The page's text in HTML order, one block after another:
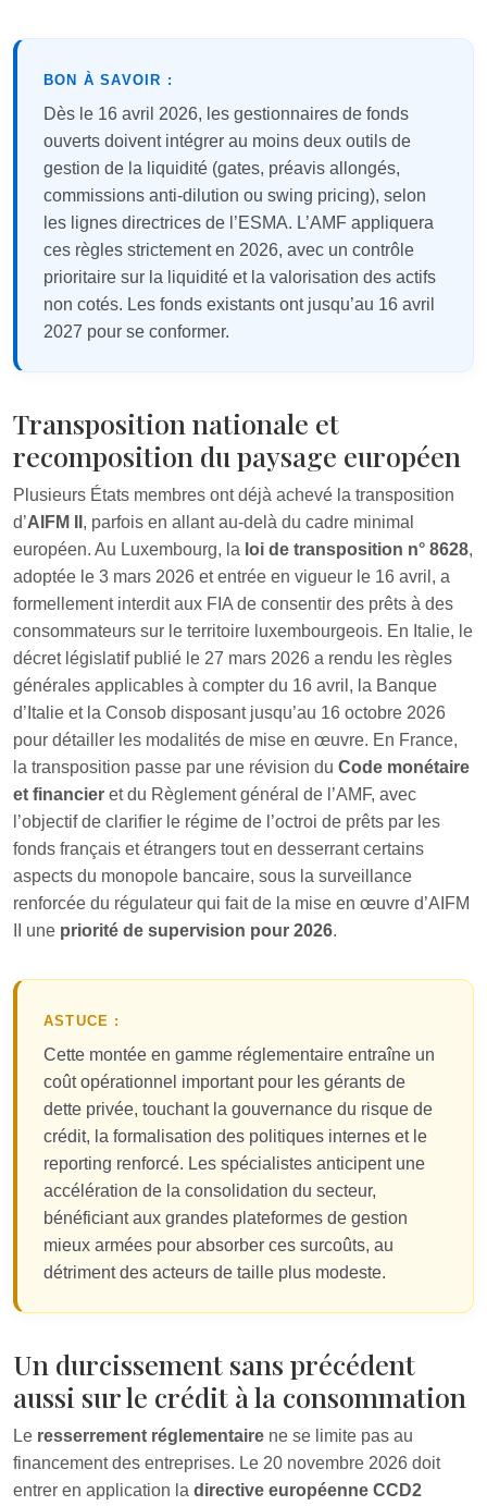
BON À SAVOIR :
Dès le 16 avril 2026, les gestionnaires de fonds
ouverts doivent intégrer au moins deux outils de
gestion de la liquidité (gates, préavis allongés,
commissions anti-dilution ou swing pricing), selon
les lignes directrices de l’ESMA. L’AMF appliquera
ces règles strictement en 2026, avec un contrôle
prioritaire sur la liquidité et la valorisation des actifs
non cotés. Les fonds existants ont jusqu’au 16 avril
2027 pour se conformer.
Transposition nationale et
recomposition du paysage européen
Plusieurs États membres ont déjà achevé la transposition
d’AIFM II , parfois en allant au‑delà du cadre minimal
européen. Au Luxembourg, la loi de transposition n° 8628,
adoptée le 3 mars 2026 et entrée en vigueur le 16 avril, a
formellement interdit aux FIA de consentir des prêts à des
consommateurs sur le territoire luxembourgeois. En Italie, le
décret législatif publié le 27 mars 2026 a rendu les règles
générales applicables à compter du 16 avril, la Banque
d’Italie et la Consob disposant jusqu’au 16 octobre 2026
pour détailler les modalités de mise en œuvre. En France,
la transposition passe par une révision du Code monétaire
et financier et du Règlement général de l’AMF, avec
l’objectif de clarifier le régime de l’octroi de prêts par les
fonds français et étrangers tout en desserrant certains
aspects du monopole bancaire, sous la surveillance
renforcée du régulateur qui fait de la mise en œuvre d’AIFM
II une priorité de supervision pour 2026.
ASTUCE :
Cette montée en gamme réglementaire entraîne un
coût opérationnel important pour les gérants de
dette privée, touchant la gouvernance du risque de
crédit, la formalisation des politiques internes et le
reporting renforcé. Les spécialistes anticipent une
accélération de la consolidation du secteur,
bénéficiant aux grandes plateformes de gestion
mieux armées pour absorber ces surcoûts, au
détriment des acteurs de taille plus modeste.
Un durcissement sans précédent
aussi sur le crédit à la consommation
Le resserrement réglementaire ne se limite pas au
financement des entreprises. Le 20 novembre 2026 doit
entrer en application la directive européenne CCD2